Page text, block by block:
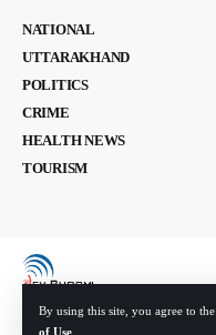
By using this site, you agree to the
of Use
NATIONAL
UTTARAKHAND
POLITICS
CRIME
HEALTH NEWS
TOURISM